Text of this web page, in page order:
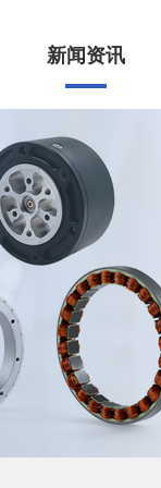
新闻资讯